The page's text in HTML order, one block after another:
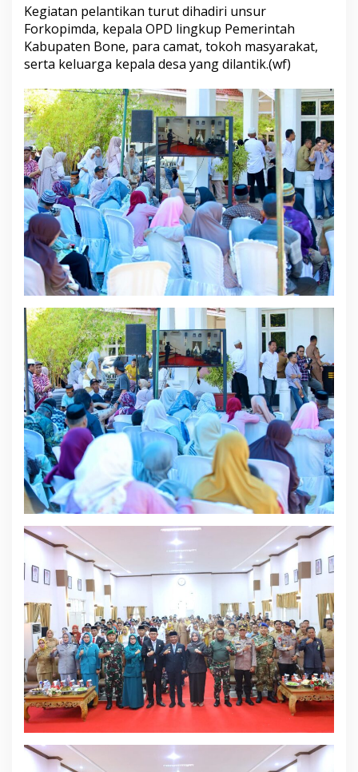
a
a
Kegiatan pelantikan turut dihadiri unsur
Forkopimda, kepala OPD lingkup Pemerintah
Kabupaten Bone, para camat, tokoh masyarakat,
serta keluarga kepala desa yang dilantik.(wf)